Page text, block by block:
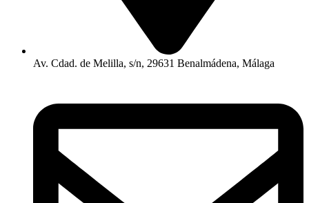
Av. Cdad. de Melilla, s/n, 29631 Benalmádena, Málaga